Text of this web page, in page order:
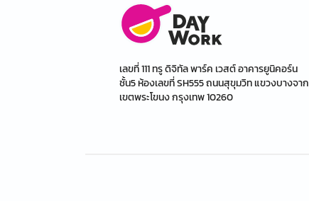
เลขที่ 111 ทรู ดิจิทัล พาร์ค เวสต์ อาคารยูนิคอร์น
ชั้น5 ห้องเลขที่ SH555 ถนนสุขุมวิท แขวงบางจาก
เขตพระโขนง กรุงเทพ 10260